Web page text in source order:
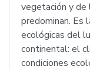
vegetación y de
predominan. Es
ecológicas del
continental: el
condiciones